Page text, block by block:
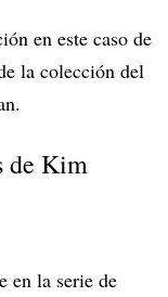
en este caso de
la colección del
de Kim
en la serie de